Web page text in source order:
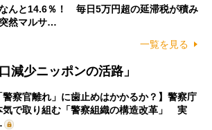
なんと14.6％！ 毎日5万円超の延滞税が積み
然マルサ…
一覧を見る
減少ニッポンの活路」
警察官離れ」に歯止めはかかるか？】警察庁
気で取り組む「警察組織の構造改革」 実